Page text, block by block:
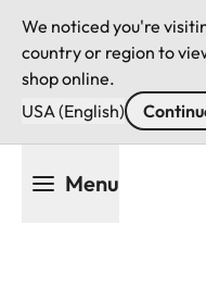
We noticed you're
country or region to
shop online.
USA (English)
Menu